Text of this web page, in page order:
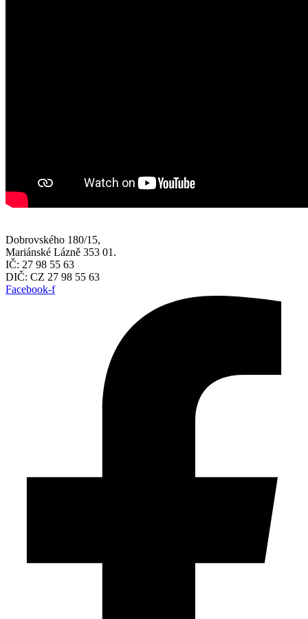
Dobrovského 180/15,
Mariánské Lázně 353 01.
IČ: 27 98 55 63
DIČ: CZ 27 98 55 63
Facebook-f